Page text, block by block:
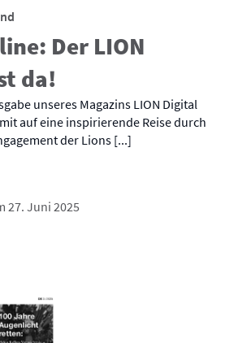
Der LION
da!
unseres Magazins LION Digital
auf eine inspirierende Reise durch
der Lions [...]
27. Juni 2025